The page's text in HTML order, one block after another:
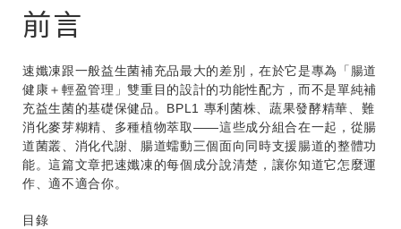
前言
速孅凍跟一般益生菌補充品最大的差別，在於它是專為「腸道
健康＋輕盈管理」雙重目的設計的功能性配方，而不是單純補
充益生菌的基礎保健品。BPL1 專利菌株、蔬果發酵精華、難
消化麥芽糊精、多種植物萃取——這些成分組合在一起，從腸
道菌叢、消化代謝、腸道蠕動三個面向同時支援腸道的整體功
能。這篇文章把速孅凍的每個成分說清楚，讓你知道它怎麼運
作、適不適合你。
目錄